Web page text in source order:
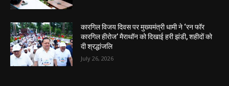
कारगिल विजय दिवस पर मुख्यमंत्री धामी ने ‘रन फॉर
कारगिल हीरोज’ मैराथॉन को दिखाई हरी झंडी, शहीदों को
दी श्रद्धांजलि
July 26, 2026